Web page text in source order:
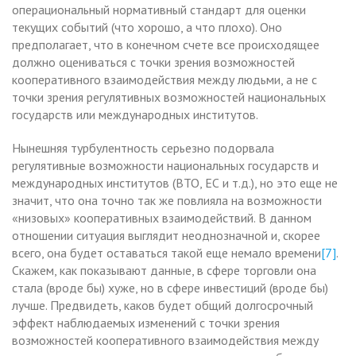
операциональный нормативный стандарт для оценки
текущих событий (что хорошо, а что плохо). Оно
предполагает, что в конечном счете все происходящее
должно оцениваться с точки зрения возможностей
кооперативного взаимодействия между людьми, а не с
точки зрения регулятивных возможностей национальных
государств или международных институтов.
Нынешняя турбулентность серьезно подорвала
регулятивные возможности национальных государств и
международных институтов (ВТО, ЕС и т.д.), но это еще не
значит, что она точно так же повлияла на возможности
«низовых» кооперативных взаимодействий. В данном
отношении ситуация выглядит неоднозначной и, скорее
всего, она будет оставаться такой еще немало времени[7].
Скажем, как показывают данные, в сфере торговли она
стала (вроде бы) хуже, но в сфере инвестиций (вроде бы)
лучше. Предвидеть, каков будет общий долгосрочный
эффект наблюдаемых изменений с точки зрения
возможностей кооперативного взаимодействия между